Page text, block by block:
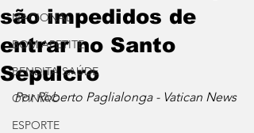
NACIONAL
BOM APETITE
BENDITA SAÚDE
OPINIÃO
ESPORTE
são impedidos de
entrar no Santo
Sepulcro
Por Roberto Paglialonga - Vatican News